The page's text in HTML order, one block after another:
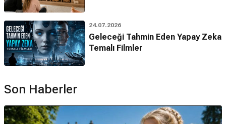
24.07.2026
Geleceği Tahmin Eden Yapay Zeka
Temalı Filmler
Son Haberler